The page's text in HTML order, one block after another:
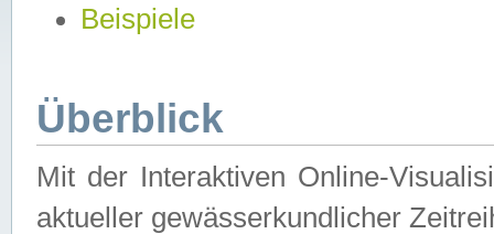
Beispiele
Überblick
Mit der Interaktiven Online-
aktueller gewässerkundlicher